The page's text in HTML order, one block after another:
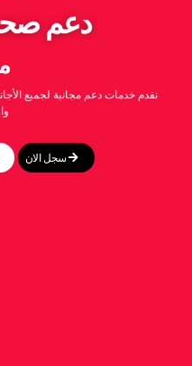
دعم
نقدم خدمات دعم مجانية لجميع
سجل الان